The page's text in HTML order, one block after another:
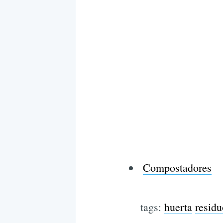
Compostadores
tags: huerta